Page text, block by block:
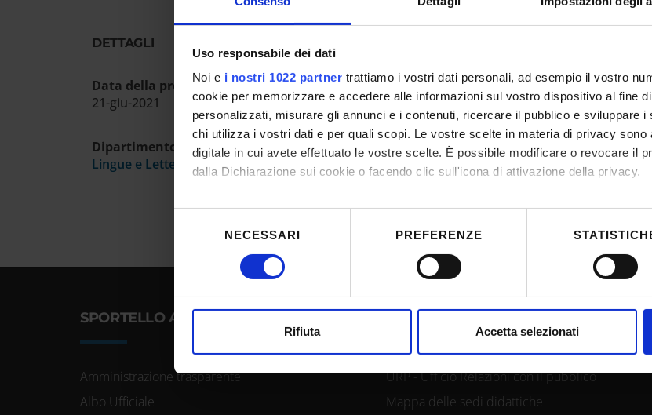
Uso responsabile dei dati
Noi e i nostri 1022 partner trattiamo i vostri dati personali, ad esempio il vostro
cookie per memorizzare e accedere alle informazioni sul vostro dispositivo al fine
personalizzati, misurare gli annunci e i contenuti, ricercare il pubblico e sviluppare
chi utilizza i vostri dati e per quali scopi. Le vostre scelte in materia di privacy sono
digitale in cui avete effettuato le vostre scelte. È possibile modificare o revocare il
dalla Dichiarazione sui cookie o facendo clic sull'icona di attivazione della privacy.
Con il tuo consenso, vorremmo anche:
raccogliere informazioni sulla tua posizione geografica, con
Approfondisci come vengono elaborati i tuoi dati personali e imposta le tue
Utilizziamo i cookie per personalizzare contenuti ed annunci, per fornire
che hanno raccolto dal tuo utilizzo dei loro servizi.
NECESSARI PREFERENZE
Rifiuta Accetta selezionati
DETTAGLI
Data della prova ammissione
21-giu-2021
Dipartimento
Lingue e Letterature Straniere
SPORTELLO ATENEO
Amministrazione trasparente
Albo Ufficiale
CONTATTI
URP - Ufficio Relazioni con il pubblico
Mappa delle sedi didattiche